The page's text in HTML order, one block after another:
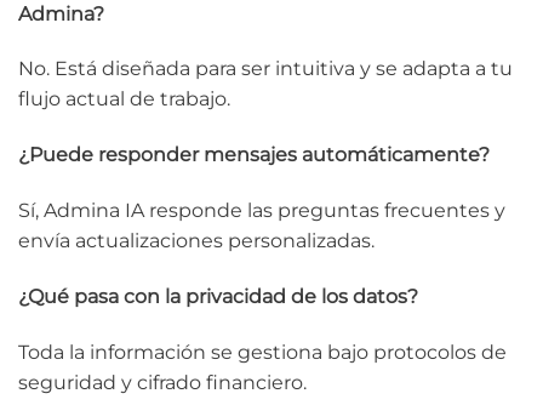
Admina?
No. Está diseñada para ser intuitiva y se adapta a tu
flujo actual de trabajo.
¿Puede responder mensajes automáticamente?
Sí, Admina IA responde las preguntas frecuentes y
envía actualizaciones personalizadas.
¿Qué pasa con la privacidad de los datos?
Toda la información se gestiona bajo protocolos de
seguridad y cifrado financiero.